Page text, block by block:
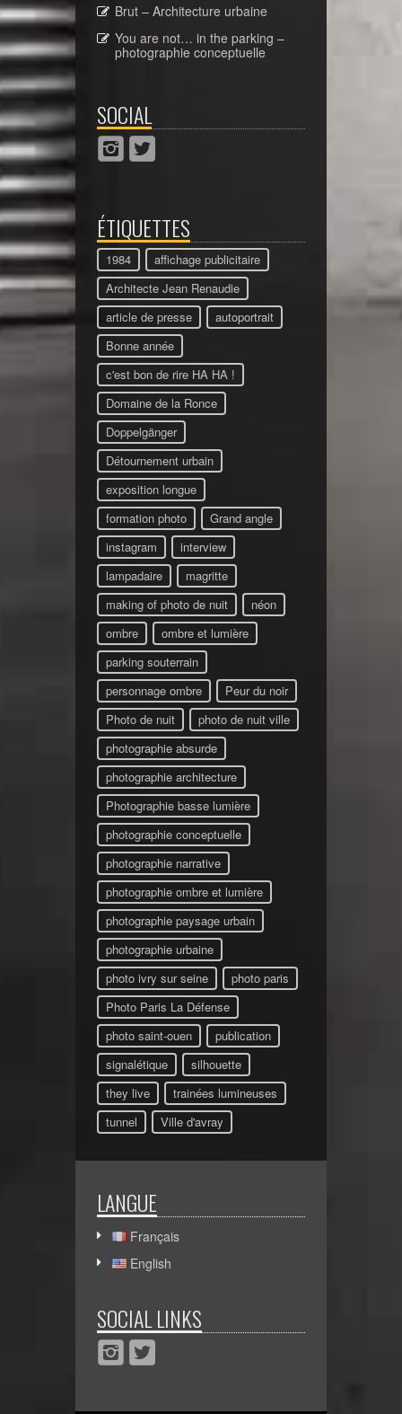
Brut – Architecture urbaine
You are not… in the parking –
photographie conceptuelle
SOCIAL
ÉTIQUETTES
1984
affichage publicitaire
Architecte Jean Renaudie
article de presse
autoportrait
Bonne année
c'est bon de rire HA HA !
Domaine de la Ronce
Doppelgänger
Détournement urbain
exposition longue
formation photo
Grand angle
instagram
interview
lampadaire
magritte
making of photo de nuit
néon
ombre
ombre et lumière
parking souterrain
personnage ombre
Peur du noir
Photo de nuit
photo de nuit ville
photographie absurde
photographie architecture
Photographie basse lumière
photographie conceptuelle
photographie narrative
photographie ombre et lumière
photographie paysage urbain
photographie urbaine
photo ivry sur seine
photo paris
Photo Paris La Défense
photo saint-ouen
publication
signalétique
silhouette
they live
trainées lumineuses
tunnel
Ville d'avray
LANGUE
Français
English
SOCIAL LINKS